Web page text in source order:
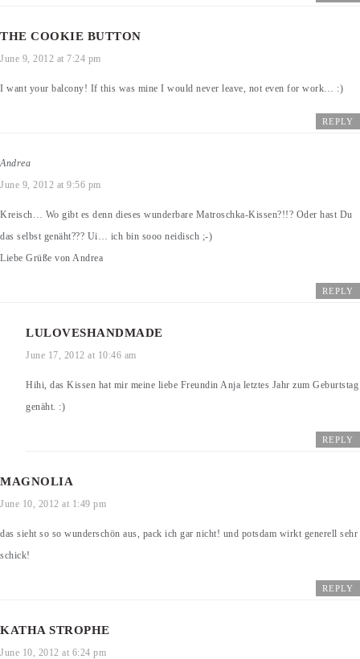
THE COOKIE BUTTON
June 9, 2012 at 7:24 pm
I want your balcony! If this was mine I would never leave, not even for work… :)
REPLY
Andrea
June 9, 2012 at 9:56 pm
Kreisch… Wo gibt es denn dieses wunderbare Matroschka-Kissen?!!? Oder hast Du
das selbst genäht??? Ui… ich bin sooo neidisch ;-)
Liebe Grüße von Andrea
REPLY
LULOVESHANDMADE
June 17, 2012 at 10:46 am
Hihi, das Kissen hat mir meine liebe Freundin Anja letztes Jahr zum Geburtstag
genäht. :)
REPLY
MAGNOLIA
June 10, 2012 at 1:49 pm
das sieht so so wunderschön aus, pack ich gar nicht! und potsdam wirkt generell sehr
schick!
REPLY
KATHA STROPHE
June 10, 2012 at 6:24 pm